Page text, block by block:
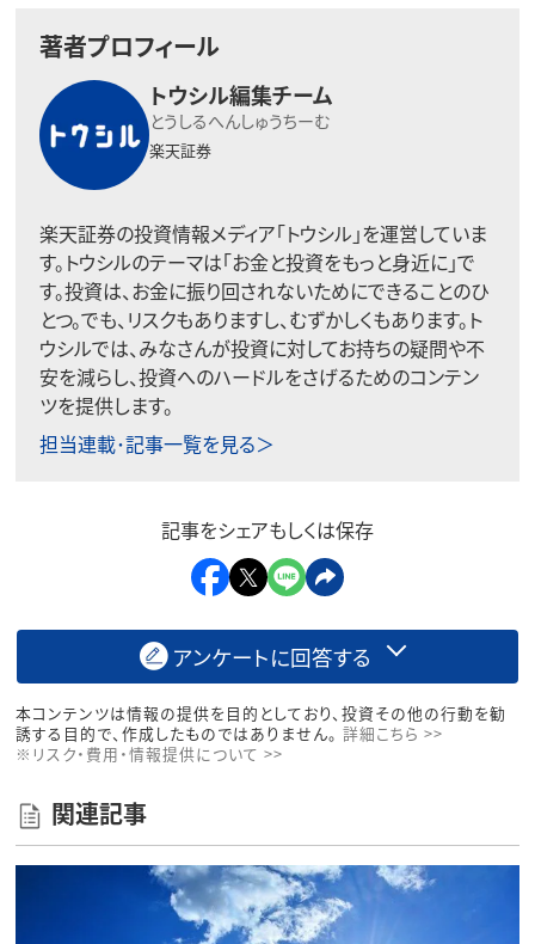
著者プロフィール
トウシル編集チーム
とうしるへんしゅうちーむ
楽天証券
楽天証券の投資情報メディア「トウシル」を運営していま
す。トウシルのテーマは「お金と投資をもっと身近に」で
す。投資は、お金に振り回されないためにできることのひ
とつ。でも、リスクもありますし、むずかしくもあります。ト
ウシルでは、みなさんが投資に対してお持ちの疑問や不
安を減らし、投資へのハードルをさげるためのコンテン
ツを提供します。
担当連載･記事一覧を見る＞
記事をシェアもしくは保存
アンケートに回答する
本コンテンツは情報の提供を目的としており、投資その他の行動を勧
誘する目的で、作成したものではありません。 詳細こちら >>
※リスク・費用・情報提供について >>
関連記事